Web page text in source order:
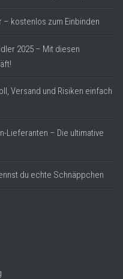
– kostenlos zum Einbinden
2025 – Mit diesen
Versand und Risiken einfach
Lieferanten – Die ultimative
du echte Schnäppchen